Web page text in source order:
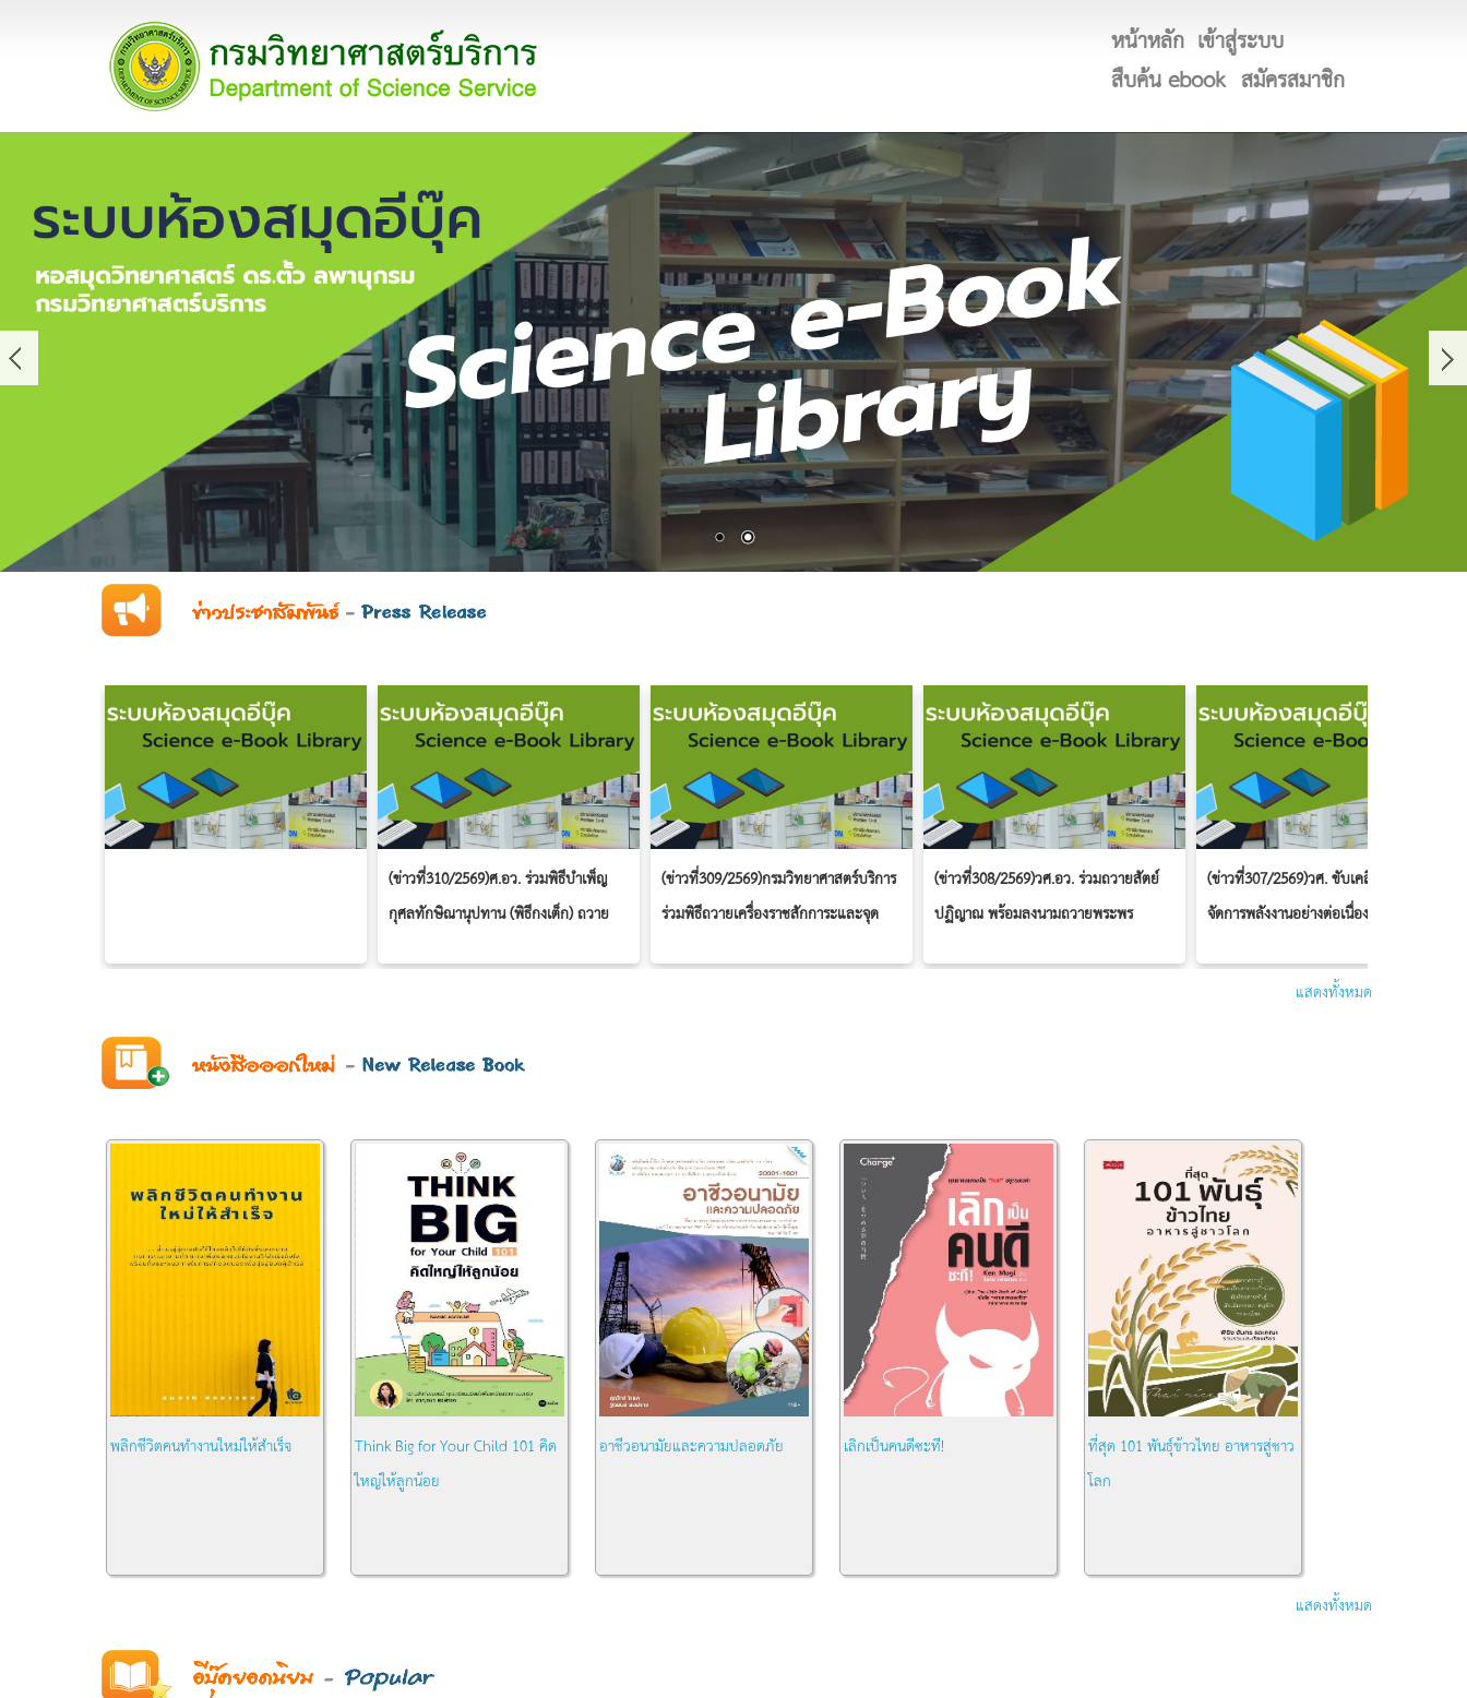
หน้าหลัก เข้าสู่ระบบ
สืบค้น ebook สมัครสมาชิก
(ข่าวที่310/2569)ศ.อว. ร่วมพิธีบำเพ็ญ
กุศลทักษิณานุปทาน (พิธีกงเต็ก) ถวาย
(ข่าวที่309/2569)กรมวิทยาศาสตร์บริการ
ร่วมพิธีถวายเครื่องราชสักการะและจุด
(ข่าวที่308/2569)วศ.อว. ร่วมถวายสัตย์
ปฏิญาณ พร้อมลงนามถวายพระพร
(ข่าวที่307/2569)วศ. ขับเคลื่อนการ
จัดการพลังงานอย่างต่อเนื่อง มุ่งสู่การใช้
แสดงทั้งหมด
พลิกชีวิตคนทำงานใหม่ให้สำเร็จ
Think Big for Your Child 101 คิด
ใหญ่ให้ลูกน้อย
อาชีวอนามัยและความปลอดภัย เลิกเป็นคนดีซะที!
ที่สุด 101 พันธุ์ข้าวไทย อาหารสู่ชาว
โลก
แสดงทั้งหมด